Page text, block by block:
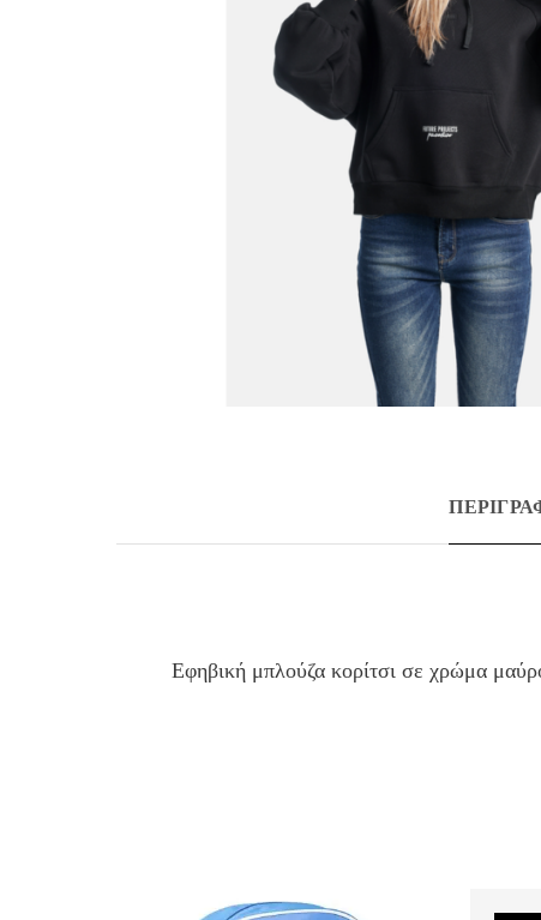
Εφηβική μπλούζα κορίτσι σε χρώμα